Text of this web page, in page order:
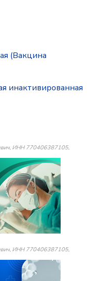
(Вакцина
инактивированная
ИНН 770406387105,
ИНН 770406387105,